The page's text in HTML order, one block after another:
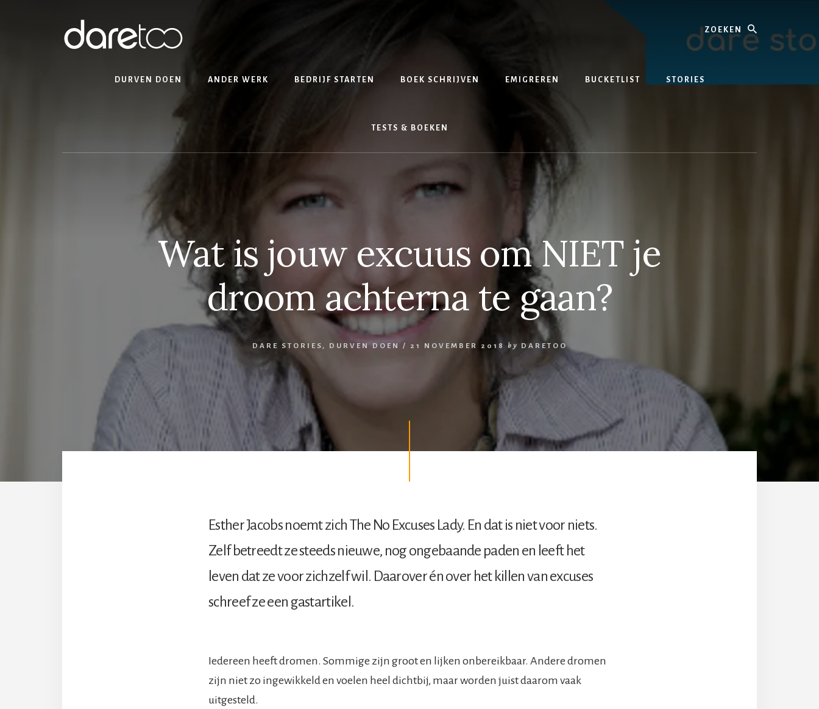
DURVEN DOEN ANDER WERK BEDRIJF STARTEN BOEK SCHRIJVEN EMIGREREN BUCKETLIST STORIES
TESTS & BOEKEN
Wat is jouw excuus om NIET je
droom achterna te gaan?
DARE STORIES , DURVEN DOEN / 21 NOVEMBER 2018 by DARETOO
Esther Jacobs noemt zich The No Excuses Lady. En dat is niet voor niets.
Zelf betreedt ze steeds nieuwe, nog ongebaande paden en leeft het
leven dat ze voor zichzelf wil. Daarover én over het killen van excuses
schreef ze een gastartikel.
Iedereen heeft dromen. Sommige zijn groot en lijken onbereikbaar. Andere dromen
zijn niet zo ingewikkeld en voelen heel dichtbij, maar worden juist daarom vaak
uitgesteld.